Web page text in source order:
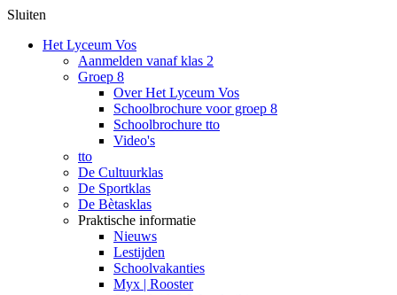
Sluiten
Het Lyceum Vos
Aanmelden vanaf klas 2
Groep 8
Over Het Lyceum Vos
Schoolbrochure voor groep 8
Schoolbrochure tto
Video's
tto
De Cultuurklas
De Sportklas
De Bètasklas
Praktische informatie
Nieuws
Lestijden
Schoolvakanties
Myx | Rooster